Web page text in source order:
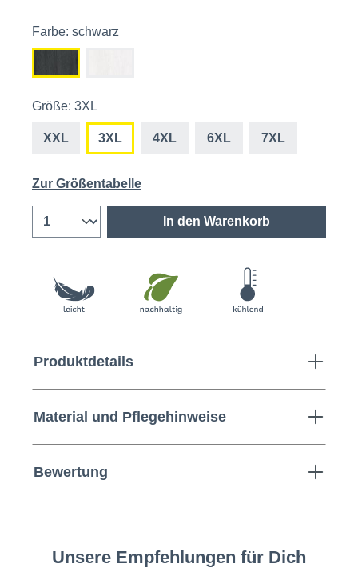
Farbe: schwarz
Größe: 3XL
XXL 3XL 4XL 6XL 7XL
Zur Größentabelle
In den Warenkorb
Produktdetails
Material und Pflegehinweise
Bewertung
Unsere Empfehlungen für Dich